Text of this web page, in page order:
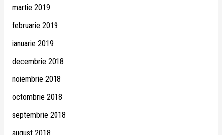
martie 2019
februarie 2019
ianuarie 2019
decembrie 2018
noiembrie 2018
octombrie 2018
septembrie 2018
august 2018